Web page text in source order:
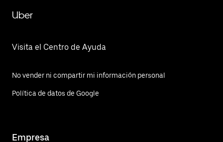
Uber
Visita el Centro de Ayuda
No vender ni compartir mi información personal
Política de datos de Google
Empresa